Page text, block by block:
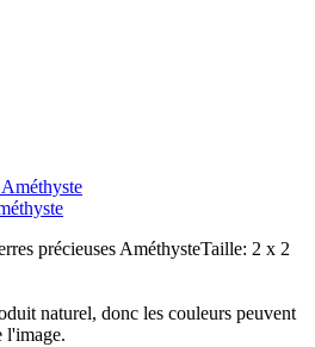
précieuses AméthysteTaille: 2 x 2
naturel, donc les couleurs peuvent
l'image.